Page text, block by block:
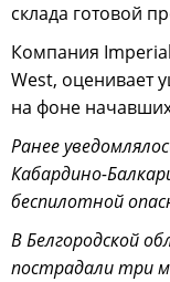
склада готовой
Компания
West, оценивает
на фоне
Ранее
Кабардино-
беспилотной
В Белгородской
пострадали три